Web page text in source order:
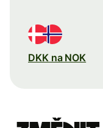
DKK na NOK